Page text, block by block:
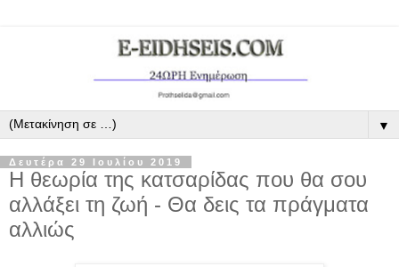
▼
Δευτέρα 29 Ιουλίου 2019
Η θεωρία της κατσαρίδας που θα σου
αλλάξει τη ζωή - Θα δεις τα πράγματα
αλλιώς